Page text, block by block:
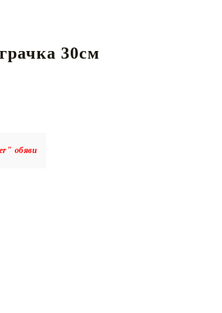
30см
обяви